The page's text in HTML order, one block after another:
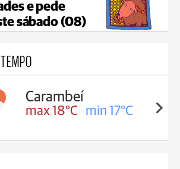
e pede
sábado (08)
Carambeí
max 18°C min 17°C